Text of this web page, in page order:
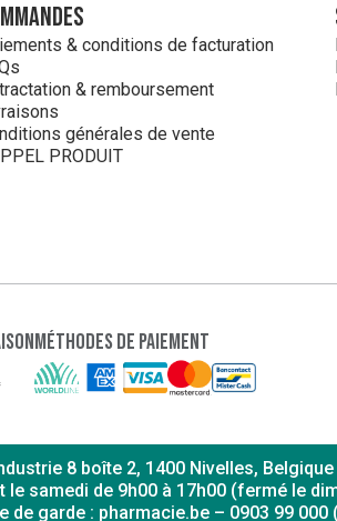
& conditions de facturation
& remboursement
générales de vente
PRODUIT
Méthodes de paiement
8 boîte 2, 1400 Nivelles,
le samedi de 9h00 à 17h00 (fermé le
de garde : pharmacie.be – 0903 99